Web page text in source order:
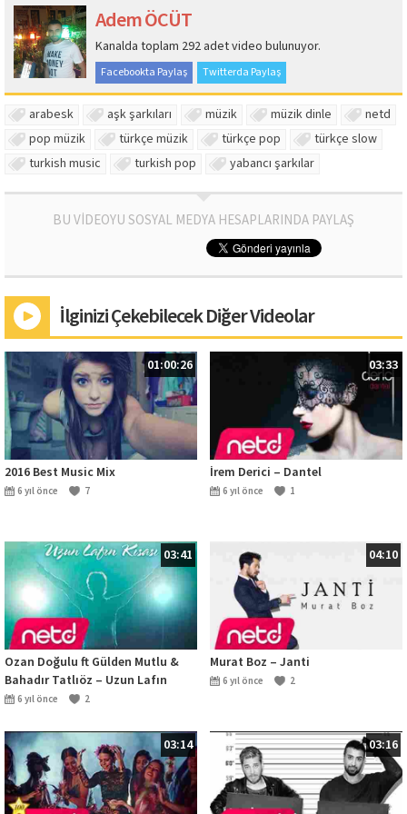
Adem ÖCÜT
Kanalda toplam 292 adet video bulunuyor.
Facebookta Paylaş Twitterda Paylaş
arabesk aşk şarkıları müzik müzik dinle
netd
pop müzik
türkçe müzik türkçe pop
türkçe slow
turkish music
turkish pop yabancı şarkılar
BU VİDEOYU SOSYAL MEDYA HESAPLARINDA PAYLAŞ
İlginizi Çekebilecek Diğer Videolar
01:00:26
2016 Best Music Mix
6 yıl önce 7
03:33
İrem Derici – Dantel
6 yıl önce 1
03:41
Ozan Doğulu ft Gülden Mutlu &
Bahadır Tatlıöz – Uzun Lafın
Kısası
6 yıl önce 2
04:10
Murat Boz – Janti
6 yıl önce 2
03:14 03:16